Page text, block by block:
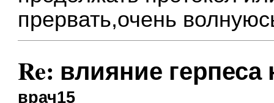
прервать,очень
Re: влияние
врач15